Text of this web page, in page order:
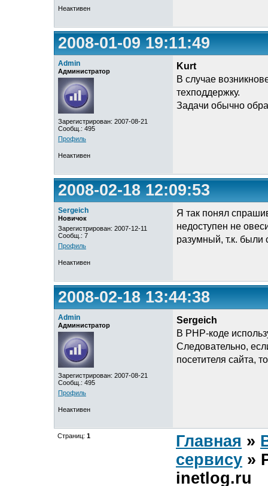
Неактивен
2008-01-09 19:11:49
Admin
Администратор
Зарегистрирован: 2007-08-21
Сообщ.: 495
Профиль
Kurt
В случае
техподдержку.
Задачи обычно
Неактивен
2008-02-18 12:09:53
Sergeich
Новичок
Зарегистрирован: 2007-12-11
Сообщ.: 7
Профиль
Я так понял
недоступен не
разумный, т.к. были
Неактивен
2008-02-18 13:44:38
Admin
Администратор
Зарегистрирован: 2007-08-21
Сообщ.: 495
Профиль
Sergeich
В PHP-коде
Следовательно,
посетителя сайта,
Неактивен
Страниц: 1 Главная »
сервису »
inetlog.ru